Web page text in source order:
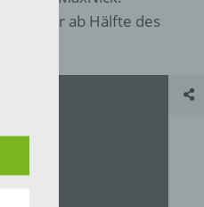
könnt ihr ab Hälfte des